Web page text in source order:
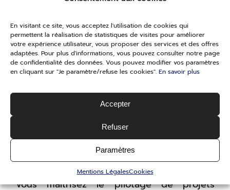
En visitant ce site, vous acceptez l'utilisation de cookies qui
permettent la réalisation de statistiques de visites pour améliorer
votre expérience utilisateur, vous proposer des services et des offres
adaptées. Pour plus d'informations, vous pouvez consulter notre page
de confidentialité des données. Vous pouvez modifier vos paramètres
en cliquant sur "Je paramètre/refuse les cookies". En savoir plus
Accepter
Refuser
Paramètres
Mentions LégalesCookies
ingénierie matériaux, plasturgie, chimie
des polymères ou équivalent, vous justifiez
d'au moins 5 ans d'expérience dans le
secteur de la plasturgie.
Vous possédez une expertise confirmée
des matériaux polymères et composites,
d'extrusion et de plasturgie. Une
connaissance approfondie des procédés
de filage est attendue.
Vous maîtrisez le pilotage de projets